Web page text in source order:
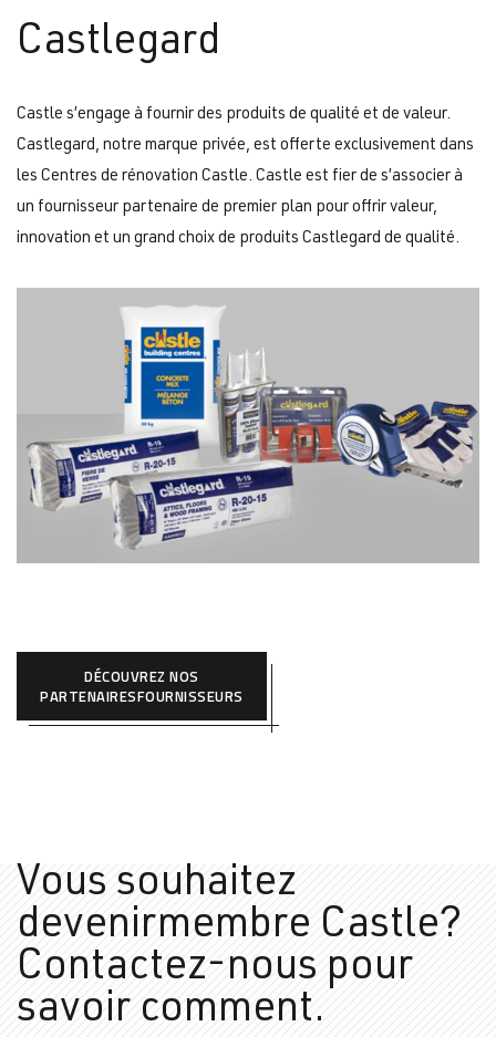
Castlegard
Castle s’engage à fournir des produits de qualité et de valeur.
Castlegard, notre marque privée, est offerte exclusivement dans
les Centres de rénovation Castle. Castle est fier de s’associer à
un fournisseur partenaire de premier plan pour offrir valeur,
innovation et un grand choix de produits Castlegard de qualité.
DÉCOUVREZ NOS
PARTENAIRESFOURNISSEURS
Vous souhaitez
devenirmembre Castle?
Contactez-nous pour
savoir comment.